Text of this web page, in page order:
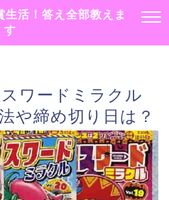
活！答え全部教えま
す
ワードミラクル
や締め切り日は？